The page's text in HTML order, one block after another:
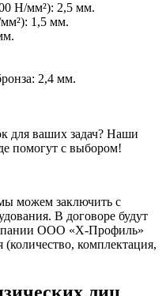
Н/мм²): 2,5 мм.
1,5 мм.
2,4 мм.
для ваших задач? Наши
помогут с выбором!
можем заключить с
В договоре будут
ООО «Х-Профиль»
комплектация,